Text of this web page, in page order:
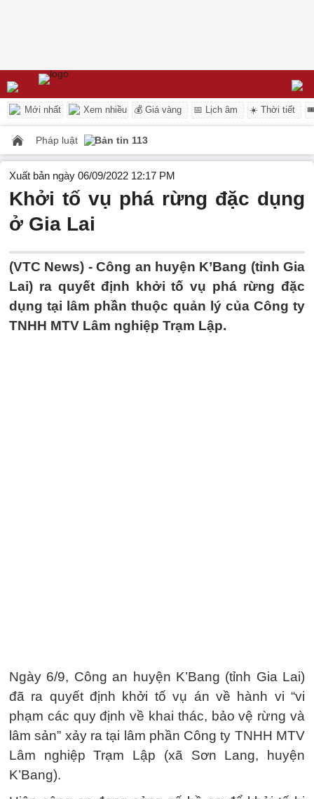
Mới nhất Xem nhiều 💰 Giá vàng 📅 Lịch âm ☀️ Thời tiết
Pháp luật Bản tin 113
Xuất bản ngày 06/09/2022 12:17 PM
Khởi tố vụ phá rừng đặc dụng
ở Gia Lai
(VTC News) -Công an huyện K’Bang (tỉnh Gia
Lai) ra quyết định khởi tố vụ phá rừng đặc
dụng tại lâm phần thuộc quản lý của Công ty
TNHH MTV Lâm nghiệp Trạm Lập.
Ngày 6/9, Công an huyện K’Bang (tỉnh Gia Lai)
đã ra quyết định khởi tố vụ án về hành vi “vi
phạm các quy định về khai thác, bảo vệ rừng và
lâm sản” xảy ra tại lâm phần Công ty TNHH MTV
Lâm nghiệp Trạm Lập (xã Sơn Lang, huyện
K’Bang).